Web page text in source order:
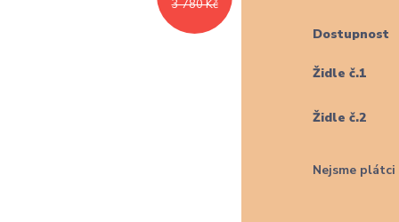
3 780 Kč
Dostupnost
Židle č.1
Židle č.2
Nejsme plátci